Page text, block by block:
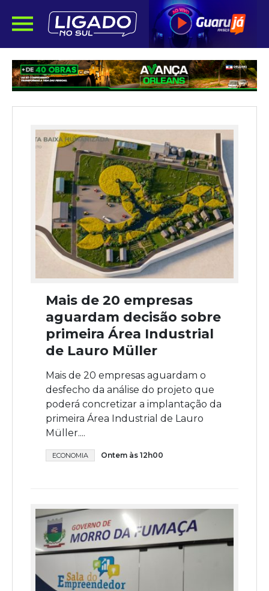
Mais de 20 empresas
aguardam decisão sobre
primeira Área Industrial
de Lauro Müller
Mais de 20 empresas aguardam o
desfecho da análise do projeto que
poderá concretizar a implantação da
primeira Área Industrial de Lauro
Müller....
ECONOMIA Ontem às 12h00